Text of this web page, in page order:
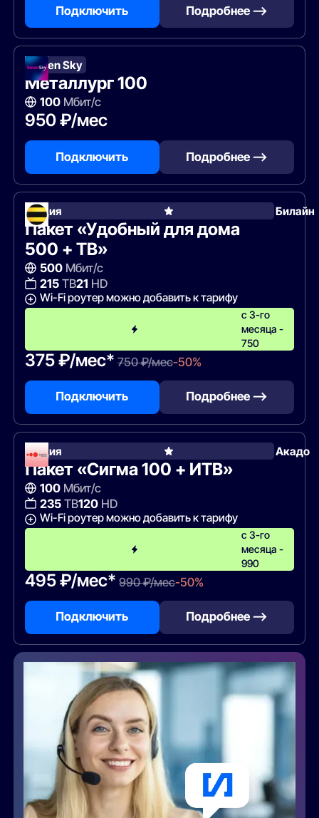
Подключить Подробнее —>
Seven Sky
Металлург 100
100Мбит/с
950 ₽/мес
Подключить Подробнее —>
Акция Билайн
Пакет «Удобный для дома
500 + ТВ»
500Мбит/с
215ТВ21 HD
Wi-Fi роутер можно добавить к тарифу
с 3-го
месяца -
750
375 ₽/мес* 750 ₽/мес-50%
Подключить Подробнее —>
Акция Акадо
Пакет «Сигма 100 + ИТВ»
100Мбит/с
235ТВ120HD
Wi-Fi роутер можно добавить к тарифу
с 3-го
месяца -
990
495 ₽/мес* 990 ₽/мес-50%
Подключить Подробнее —>